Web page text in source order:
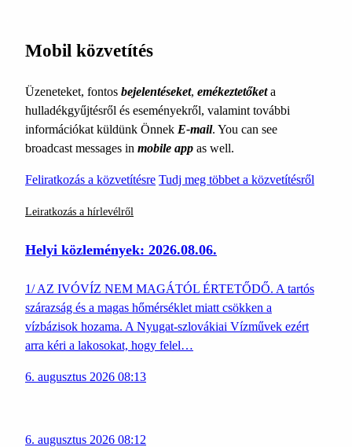
Mobil közvetítés
Üzeneteket, fontos bejelentéseket, emékeztetőketa
hulladékgyűjtésről és eseményekről, valamint további
információkat küldünk Önnek E-mail. You can see
broadcast messages in mobile app as well.
Feliratkozás a közvetítésre Tudj meg többet a közvetítésről
Leiratkozás a hírlevélről
Helyi közlemények: 2026.08.06.
1/ AZ IVÓVÍZ NEM MAGÁTÓL ÉRTETŐDŐ. A tartós
szárazság és a magas hőmérséklet miatt csökken a
vízbázisok hozama. A Nyugat-szlovákiai Vízművek ezért
arra kéri a lakosokat, hogy felel…
6. augusztus 2026 08:13
6. augusztus 2026 08:12